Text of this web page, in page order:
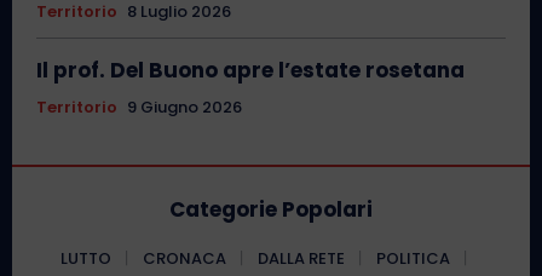
Territorio 8 Luglio 2026
Il prof. Del Buono apre l’estate rosetana
Territorio 9 Giugno 2026
Categorie Popolari
LUTTO CRONACA DALLA RETE
POLITICA